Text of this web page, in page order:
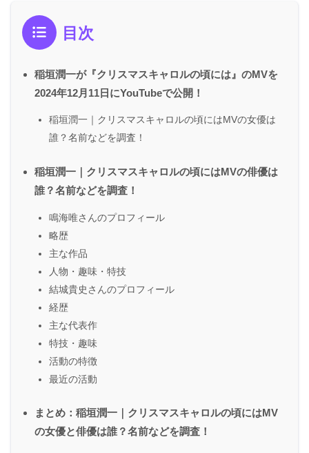
目次
稲垣潤一が『クリスマスキャロルの頃には』のMVを
2024年12月11日にYouTubeで公開！
稲垣潤一｜クリスマスキャロルの頃にはMVの女優は
誰？名前などを調査！
稲垣潤一｜クリスマスキャロルの頃にはMVの俳優は
誰？名前などを調査！
鳴海唯さんのプロフィール
略歴
主な作品
人物・趣味・特技
結城貴史さんのプロフィール
経歴
主な代表作
特技・趣味
活動の特徴
最近の活動
まとめ：稲垣潤一｜クリスマスキャロルの頃にはMV
の女優と俳優は誰？名前などを調査！